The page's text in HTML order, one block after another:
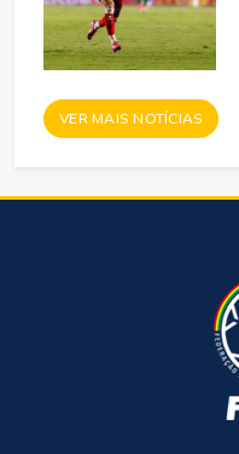
VER MAIS NOTÍCIAS